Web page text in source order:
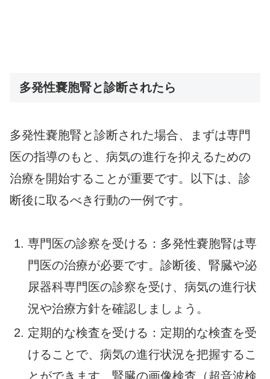
多発性嚢胞腎と診断されたら
多発性嚢胞腎と診断された場合、まずは専門
医の指導のもと、病気の進行を抑えるための
治療を開始することが重要です。以下は、診
断後に取るべき行動の一例です。
専門医の診察を受ける：多発性嚢胞腎は専
門医の治療が必要です。診断後、腎臓や泌
尿器科専門医の診察を受け、病気の進行状
況や治療方針を確認しましょう。
定期的な検査を受ける：定期的な検査を受
けることで、病気の進行状況を把握するこ
とができます。腎臓の画像検査（超音波検